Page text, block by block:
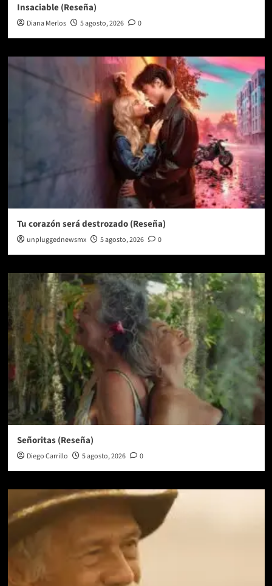
Insaciable (Reseña)
Diana Merlos 5 agosto, 2026 0
Tu corazón será destrozado (Reseña)
unpluggednewsmx 5 agosto, 2026 0
Señoritas (Reseña)
Diego Carrillo 5 agosto, 2026 0